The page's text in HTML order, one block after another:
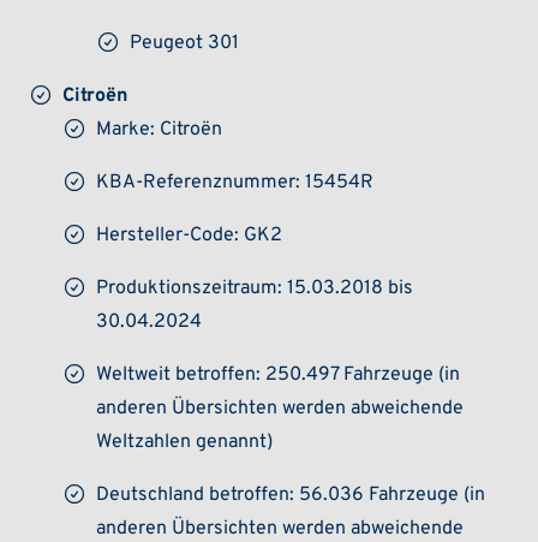
Peugeot 301
Citroën
Marke: Citroën
KBA-Referenznummer: 15454R
Hersteller-Code: GK2
Produktionszeitraum: 15.03.2018 bis
30.04.2024
Weltweit betroffen: 250.497 Fahrzeuge (in
anderen Übersichten werden abweichende
Weltzahlen genannt)
Deutschland betroffen: 56.036 Fahrzeuge (in
anderen Übersichten werden abweichende